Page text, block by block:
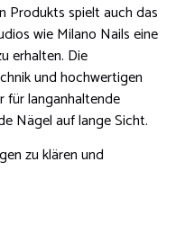
Produkts spielt auch das
wie Milano Nails eine
erhalten. Die
und hochwertigen
für langanhaltende
Nägel auf lange Sicht.
zu klären und